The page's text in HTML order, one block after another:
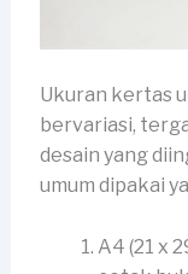
Ukuran kertas
bervariasi,
desain yang
umum dipakai
A4 (21 x